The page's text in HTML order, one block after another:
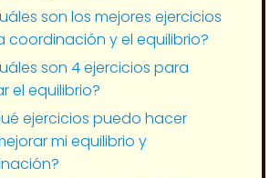
son los mejores ejercicios
coordinación y el equilibrio?
son 4 ejercicios para
el equilibrio?
ejercicios puedo hacer
mi equilibrio y